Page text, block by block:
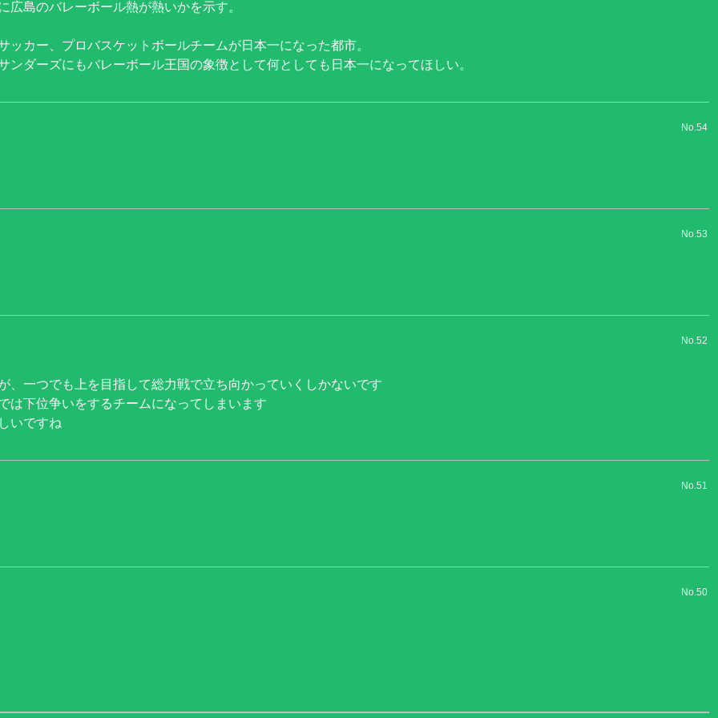
島のバレーボール熱が熱いかを示す。
カー、プロバスケットボールチームが日本一になった都市。
ダーズにもバレーボール王国の象徴として何としても日本一になってほしい。
No.54
No.53
No.52
、一つでも上を目指して総力戦で立ち向かっていくしかないです
は下位争いをするチームになってしまいます
いですね
No.51
No.50